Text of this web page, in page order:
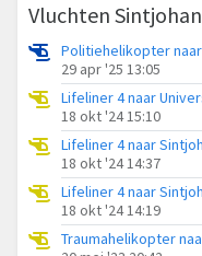
Vluchten
Politiehelikopter
29 apr '25 13:05
18 okt '24 15:10
Lifeliner 4 naar
18 okt '24 14:37
Lifeliner 4 naar
18 okt '24 14:19